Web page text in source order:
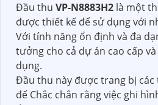
Đầu thu VP-N8883H2 là một
được thiết kế để sử dụng với
Với tính năng ổn định và đa
tưởng cho cả dự án cao cấp
dụng.
Đầu thu này được trang bị các
để Chắc chắn rằng việc ghi